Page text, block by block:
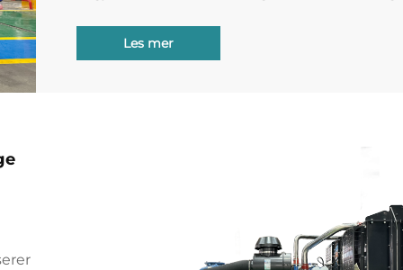
reguleringer. Lær om sikkerhetsrutiner nå.
Les mer